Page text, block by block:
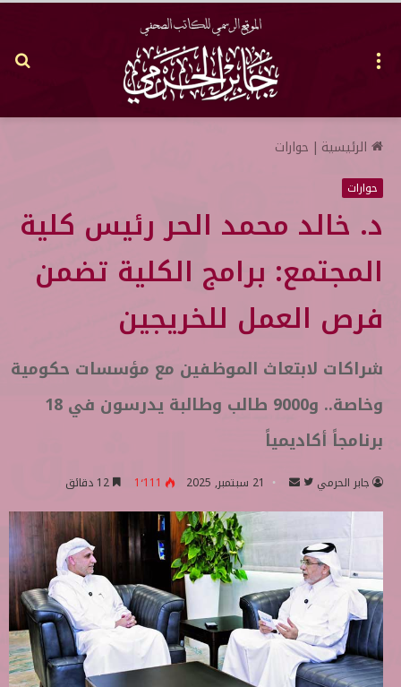
الرئيسية | حوارات
حوارات
د. خالد محمد الحر رئيس كلية
المجتمع: برامج الكلية تضمن
فرص العمل للخريجين
شراكات لابتعاث الموظفين مع مؤسسات حكومية
وخاصة.. و9000 طالب وطالبة يدرسون في 18
برنامجاً أكاديمياً
جابر الحرمي
ت
ع
ل
ى
ت
و
ي
ب
ر
ي
د
ا
21 سبتمبر, 2025 1٬111